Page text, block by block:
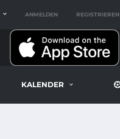
ANMELDEN REGISTRIEREN
KALENDER